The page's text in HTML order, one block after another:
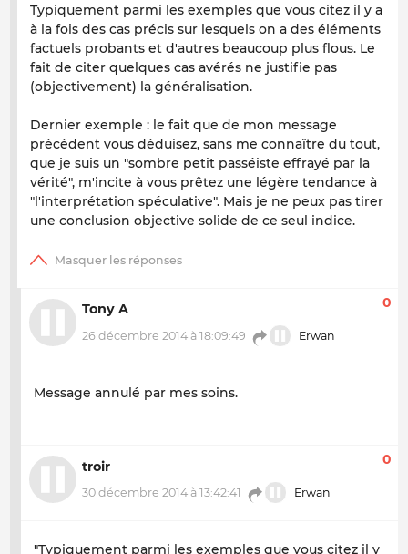
Typiquement parmi les exemples que vous citez il y a
à la fois des cas précis sur lesquels on a des éléments
factuels probants et d'autres beaucoup plus flous. Le
fait de citer quelques cas avérés ne justifie pas
(objectivement) la généralisation.
Dernier exemple : le fait que de mon message
précédent vous déduisez, sans me connaître du tout,
que je suis un "sombre petit passéiste effrayé par la
vérité", m'incite à vous prêtez une légère tendance à
"l'interprétation spéculative". Mais je ne peux pas tirer
une conclusion objective solide de ce seul indice.
Tony A
26 décembre 2014 à 18:09:49 Erwan
0
Message annulé par mes soins.
troir
30 décembre 2014 à 13:42:41 Erwan
0
"Typiquement parmi les exemples que vous citez il y